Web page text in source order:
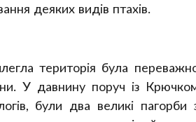
деяких видів птахів.
територія була
У давнину поруч із
були два великі пагорби